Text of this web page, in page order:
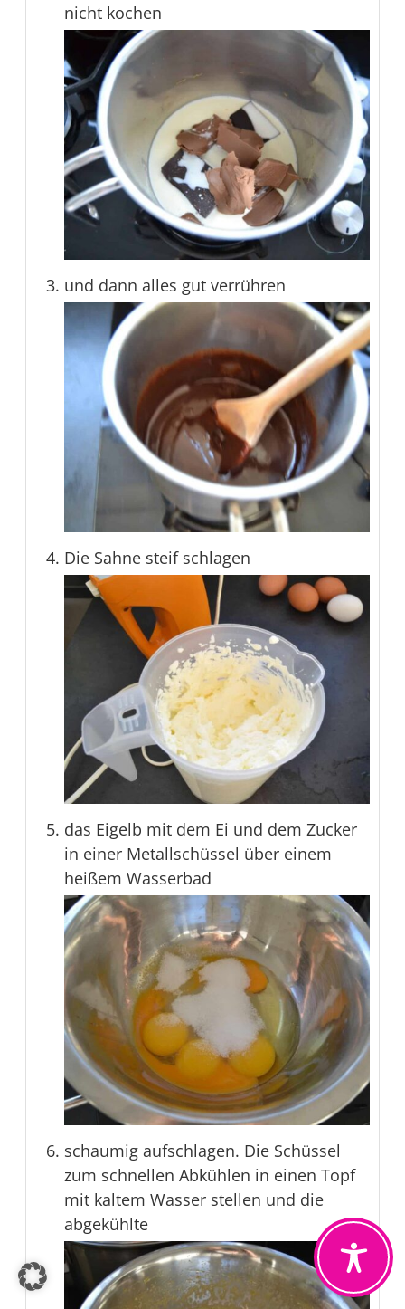
nicht kochen
und dann alles gut verrühren
Die Sahne steif schlagen
das Eigelb mit dem Ei und dem Zucker
in einer Metallschüssel über einem
heißem Wasserbad
schaumig aufschlagen. Die Schüssel
zum schnellen Abkühlen in einen Topf
mit kaltem Wasser stellen und die
abgekühlte